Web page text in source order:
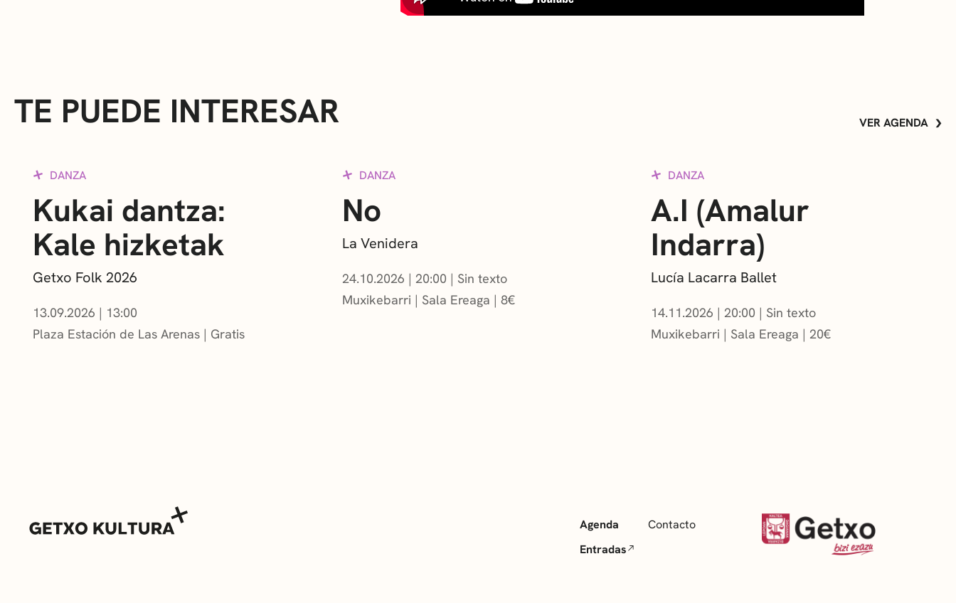
TE PUEDE INTERESAR VER AGENDA
DANZA
Kukai dantza:
Kale hizketak
Getxo Folk 2026
13.09.2026 | 13:00
Plaza Estación de Las Arenas
Gratis
DANZA
No
La Venidera
24.10.2026 | 20:00
Sin texto
Muxikebarri | Sala Ereaga 8€
DANZA
A.I (Amalur
Indarra)
Lucía Lacarra Ballet
14.11.2026 | 20:00
Sin texto
Muxikebarri | Sala Ereaga 20€
Agenda
Entradas
Contacto